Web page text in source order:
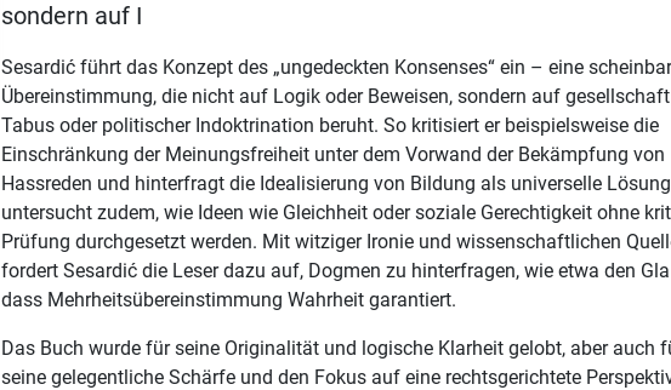
sondern auf I
Sesardić führt das Konzept des „ungedeckten Konsenses“ ein – eine
Übereinstimmung, die nicht auf Logik oder Beweisen, sondern auf
Tabus oder politischer Indoktrination beruht. So kritisiert er beispielsweise die
Einschränkung der Meinungsfreiheit unter dem Vorwand der Bekämpfung von
Hassreden und hinterfragt die Idealisierung von Bildung als universelle
untersucht zudem, wie Ideen wie Gleichheit oder soziale Gerechtigkeit ohne
Prüfung durchgesetzt werden. Mit witziger Ironie und wissenschaftlichen
fordert Sesardić die Leser dazu auf, Dogmen zu hinterfragen, wie etwa den
dass Mehrheitsübereinstimmung Wahrheit garantiert.
Das Buch wurde für seine Originalität und logische Klarheit gelobt, aber auch
seine gelegentliche Schärfe und den Fokus auf eine rechtsgerichtete